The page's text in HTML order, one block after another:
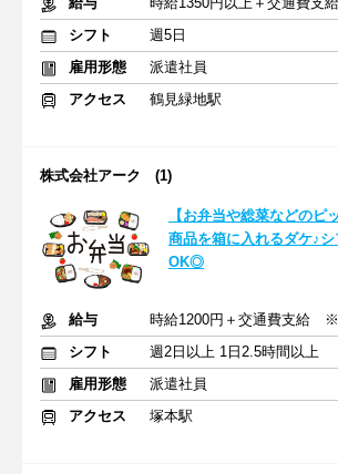
シフト
週5日
雇用形態
派遣社員
アクセス
鶴見緑地駅
株式会社アーク (1)
【お弁当や総菜などのピ
商品を箱に入れるダケ♪
OK◎
給与
シフト
週2日以上 1日2.5時間以上
雇用形態
派遣社員
アクセス
塚本駅